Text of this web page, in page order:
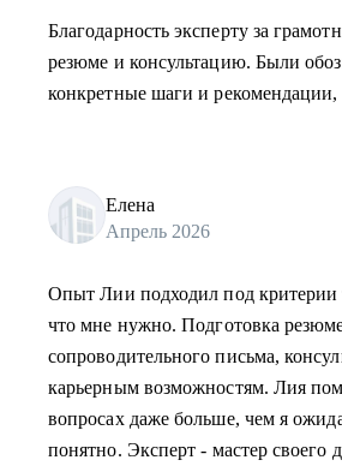
Благодарность эксперту за
резюме и консультацию. Были
конкретные шаги и рекомендации,
Елена
Апрель 2026
Опыт Лии подходил под критерии
что мне нужно. Подготовка
сопроводительного письма,
карьерным возможностям. Лия
вопросах даже больше, чем я
понятно. Эксперт - мастер своего